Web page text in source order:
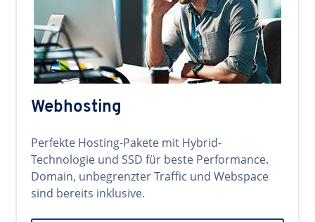
Webhosting
Perfekte Hosting-Pakete mit Hybrid-
Technologie und SSD für beste Performance.
Domain, unbegrenzter Traffic und Webspace
sind bereits inklusive.